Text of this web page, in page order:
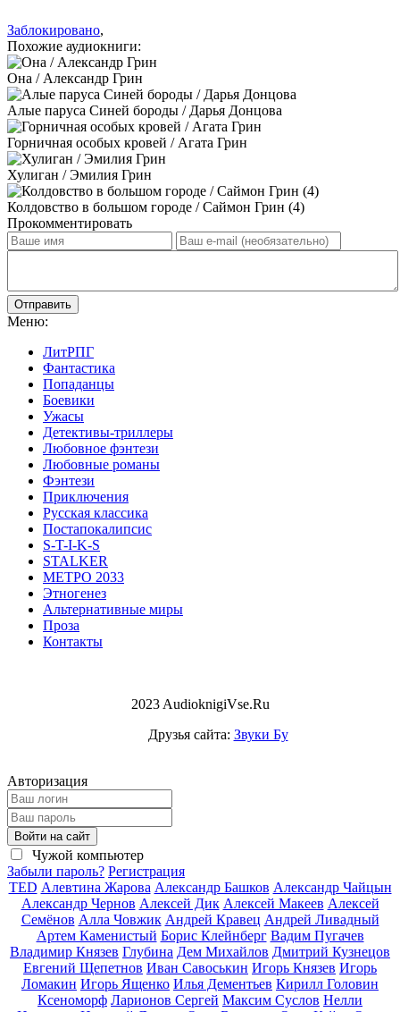
Заблокировано,
Похожие аудиокниги:
Она / Александр Грин
Алые паруса Синей бороды / Дарья Донцова
Горничная особых кровей / Агата Грин
Хулиган / Эмилия Грин
Колдовство в большом городе / Саймон Грин (4)
Прокомментировать
Отправить
Меню:
ЛитРПГ
Фантастика
Попаданцы
Боевики
Ужасы
Детективы-триллеры
Любовное фэнтези
Любовные романы
Фэнтези
Приключения
Русская классика
Постапокалипсис
S-T-I-K-S
STALKER
МЕТРО 2033
Этногенез
Альтернативные миры
Проза
Контакты
2023 AudioknigiVse.Ru
Друзья сайта: Звуки Бу
Авторизация
Войти на сайт
Чужой компьютер
Забыли пароль? Регистрация
TED Алевтина Жарова Александр Башков Александр Чайцын
Александр Чернов Алексей Дик Алексей Макеев Алексей
Семёнов Алла Човжик Андрей Кравец Андрей Ливадный
Артем Каменистый Борис Клейнберг Вадим Пугачев
Владимир Князев Глубина Дем Михайлов Дмитрий Кузнецов
Евгений Щепетнов Иван Савоськин Игорь Князев Игорь
Ломакин Игорь Ященко Илья Дементьев Кирилл Головин
Ксеноморф Ларионов Сергей Максим Суслов Нелли